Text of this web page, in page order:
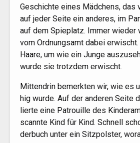
Geschich­te eines Mäd­chens, das
auf jeder Sei­te ein ande­res, im
auf dem Spie­platz. Immer wie­der
vom Ord­nungs­amt dabei
Haa­re, um wie ein Jun­ge
wur­de sie trotz­dem erwischt.
Mit­ten­drin bemerk­ten wir, wie es
hig wur­de. Auf der ande­ren Sei­te
lier­te eine Patrouil­le des
scann­te Kind für Kind. Schnell
der­buch unter ein Sitz­pols­ter,